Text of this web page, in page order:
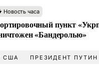
Новость часа
пункт
«Бандеролью»
США ПРЕЗИДЕНТ ПУТИН